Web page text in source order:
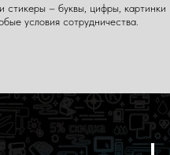
стикеры – буквы, цифры,
условия сотрудничества.